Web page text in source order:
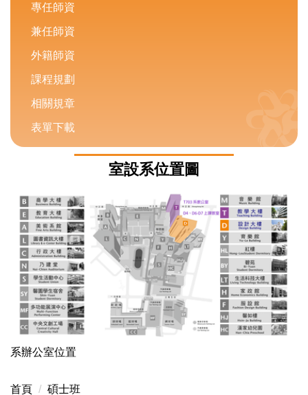
專任師資
兼任師資
外籍師資
課程規劃
相關規章
表單下載
室設系位置圖
系辦公室位置
首頁 碩士班